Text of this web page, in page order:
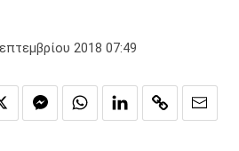
2018 07:49